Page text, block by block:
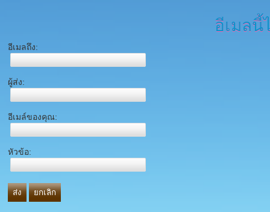
อีเมลนี้
อีเมลถึง:
ผู้ส่ง:
อีเมล์ของคุณ:
หัวข้อ:
ส่ง ยกเลิก